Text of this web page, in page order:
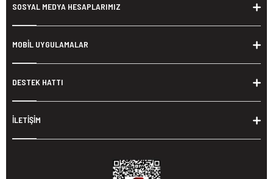
SOSYAL MEDYA HESAPLARIMIZ
MOBİL UYGULAMALAR
DESTEK HATTI
İLETİŞİM